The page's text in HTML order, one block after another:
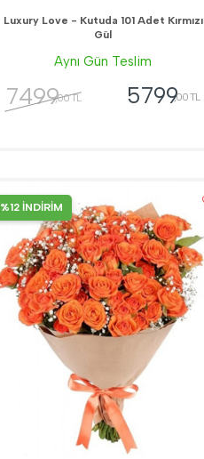
Luxury Love - Kutuda 101 Adet Kırmızı
Gül
Aynı Gün Teslim
7499,00 TL 5799,00 TL
%12 İNDİRİM